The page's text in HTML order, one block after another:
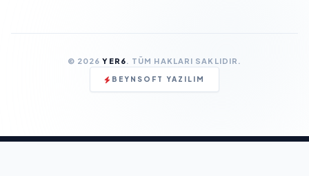
© 2026YER6. TÜM HAKLARI SAKLIDIR.
BEYNSOFT YAZILIM